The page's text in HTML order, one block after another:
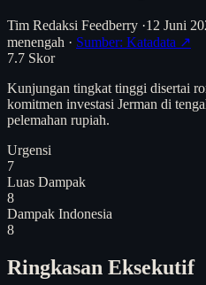
Tim Redaksi Feedberry ·12 Juni
menengah · Sumber: Katadata ↗
7.7 Skor
Kunjungan tingkat tinggi disertai
komitmen investasi Jerman di
pelemahan rupiah.
Urgensi
7
Luas Dampak
8
Dampak Indonesia
8
Ringkasan Eksekutif